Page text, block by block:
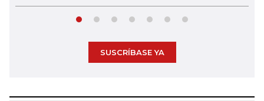
SUSCRÍBASE YA